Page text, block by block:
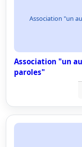
Association "un
Association "un
paroles"